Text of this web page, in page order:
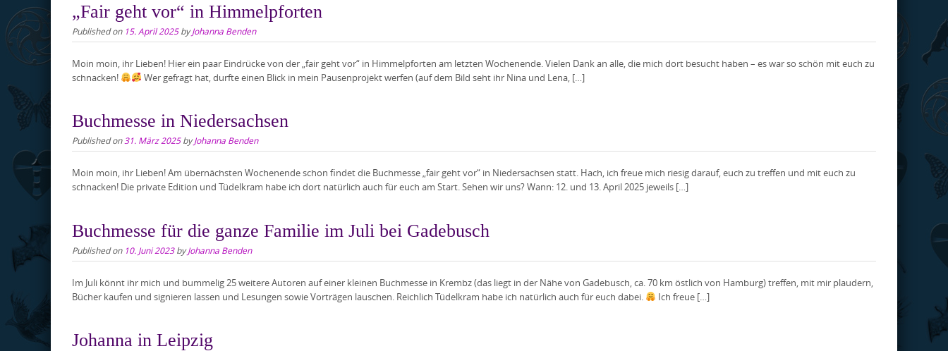
„Fair geht vor“ in Himmelpforten
Published on 15. April 2025byJohanna Benden
Moin moin, ihr Lieben! Hier ein paar Eindrücke von der „fair geht vor“ in Himmelpforten am letzten Wochenende. Vielen Dank an alle, die mich dort besucht haben – es war so schön mit euch zu
schnacken!
Wer gefragt hat, durfte einen Blick in mein Pausenprojekt werfen (auf dem Bild seht ihr Nina und Lena, […]
Buchmesse in Niedersachsen
Published on31. März 2025byJohanna Benden
Moin moin, ihr Lieben! Am übernächsten Wochenende schon findet die Buchmesse „fair geht vor“ in Niedersachsen statt. Hach, ich freue mich riesig darauf, euch zu treffen und mit euch zu
schnacken! Die private Edition und Tüdelkram habe ich dort natürlich auch für euch am Start. Sehen wir uns? Wann: 12. und 13. April 2025 jeweils […]
Buchmesse für die ganze Familie im Juli bei Gadebusch
Published on 10. Juni 2023byJohanna Benden
Im Juli könnt ihr mich und bummelig 25 weitere Autoren auf einer kleinen Buchmesse in Krembz (das liegt in der Nähe von Gadebusch, ca. 70 km östlich von Hamburg) treffen, mit mir plaudern,
Bücher kaufen und signieren lassen und Lesungen sowie Vorträgen lauschen. Reichlich Tüdelkram habe ich natürlich auch für euch dabei.
Ich freue […]
Johanna in Leipzig